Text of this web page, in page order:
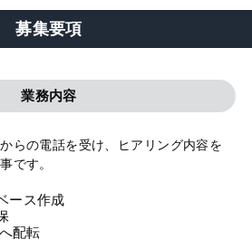
募集要項
業務内容
らの電話を受け、ヒアリング内容を
です。
ース作成
配転